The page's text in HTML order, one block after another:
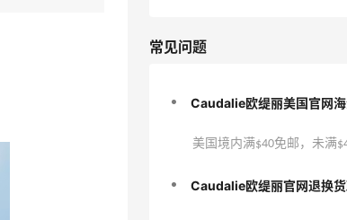
常见问题
Caudalie欧缇丽美国官网海
美国境内满$40免邮，未满
Caudalie欧缇丽官网退换货